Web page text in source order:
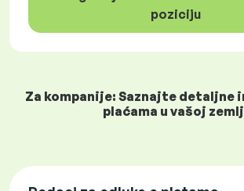
poziciju
Za kompanije: Saznajte detaljne
plaćama u vašoj